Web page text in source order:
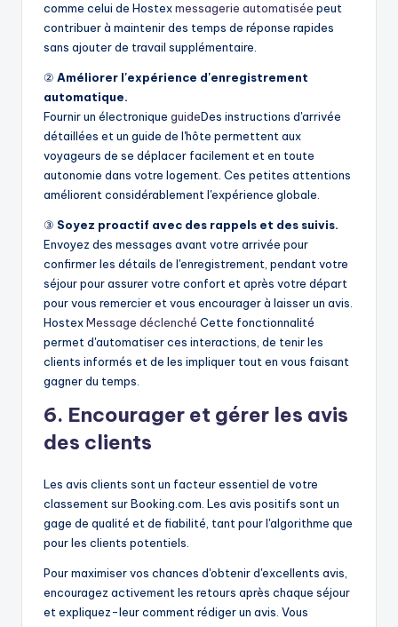
comme celui de Hostexmessagerie automatisée peut
contribuer à maintenir des temps de réponse rapides
sans ajouter de travail supplémentaire.
② Améliorer l'expérience d'enregistrement
automatique.
Fournir un électronique guideDes instructions d'arrivée
détaillées et un guide de l'hôte permettent aux
voyageurs de se déplacer facilement et en toute
autonomie dans votre logement. Ces petites attentions
améliorent considérablement l'expérience globale.
③ Soyez proactif avec des rappels et des suivis.
Envoyez des messages avant votre arrivée pour
confirmer les détails de l'enregistrement, pendant votre
séjour pour assurer votre confort et après votre départ
pour vous remercier et vous encourager à laisser un avis.
HostexMessage déclenché Cette fonctionnalité
permet d'automatiser ces interactions, de tenir les
clients informés et de les impliquer tout en vous faisant
gagner du temps.
6. Encourager et gérer les avis
des clients
Les avis clients sont un facteur essentiel de votre
classement sur Booking.com. Les avis positifs sont un
gage de qualité et de fiabilité, tant pour l'algorithme que
pour les clients potentiels.
Pour maximiser vos chances d'obtenir d'excellents avis,
encouragez activement les retours après chaque séjour
et expliquez-leur comment rédiger un avis. Vous